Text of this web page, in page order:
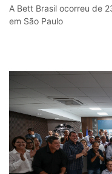
A Bett Brasil ocorreu de
em São Paulo